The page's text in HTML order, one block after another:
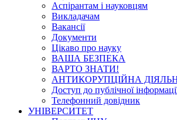
Аспірантам і науковцям
Викладачам
Вакансії
Документи
Цікаво про науку
ВАША БЕЗПЕКА
ВАРТО ЗНАТИ!
АНТИКОРУПЦІЙНА
Доступ до публічної
Телефонний довідник
УНІВЕРСИТЕТ